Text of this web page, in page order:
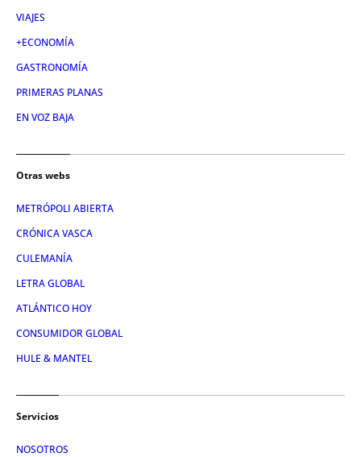
VIAJES
+ECONOMÍA
GASTRONOMÍA
PRIMERAS PLANAS
EN VOZ BAJA
Otras webs
METRÓPOLI ABIERTA
CRÓNICA VASCA
CULEMANÍA
LETRA GLOBAL
ATLÁNTICO HOY
CONSUMIDOR GLOBAL
HULE & MANTEL
Servicios
NOSOTROS